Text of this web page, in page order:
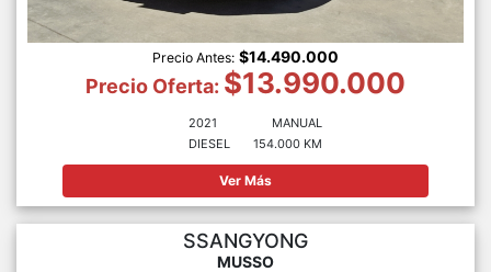
Precio Antes: $14.490.000
Precio Oferta: $13.990.000
2021
DIESEL
MANUAL
154.000 KM
Ver Más
SSANGYONG
MUSSO